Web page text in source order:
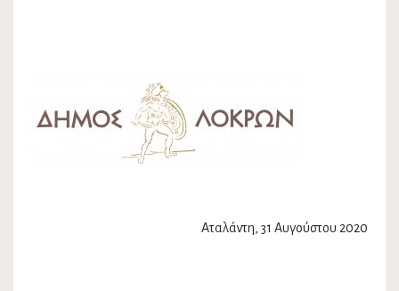
Αταλάντη, 31 Αυγούστου 2020